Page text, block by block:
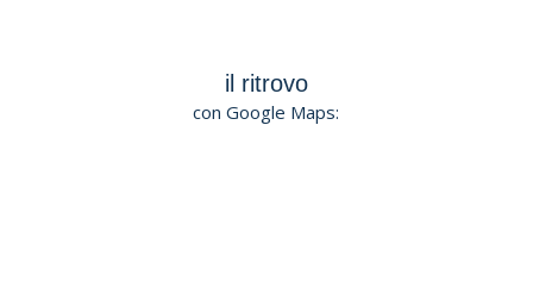
il ritrovo
con Google Maps: